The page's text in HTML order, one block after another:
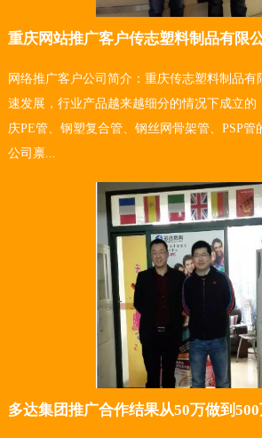
重庆网站推广客户传志塑料制品有限
网络推广客户公司简介：重庆传志塑料制品
速发展，行业产品越来越细分的情况下成立的
庆PE管、钢塑复合管、钢丝网骨架管、PSP管
公司禀...
多达集团推广合作结果从50万做到